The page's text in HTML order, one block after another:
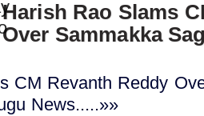
Harish Rao Slams
Over Sammakka
CM Revanth Reddy
News.....»»